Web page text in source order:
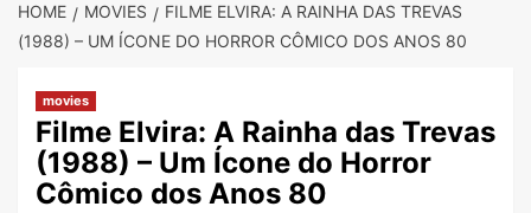
HOME MOVIES
FILME ELVIRA: A RAINHA DAS TREVAS
(1988) – UM ÍCONE DO HORROR CÔMICO DOS ANOS 80
movies
Filme Elvira: A Rainha das Trevas
(1988) – Um Ícone do Horror
Cômico dos Anos 80